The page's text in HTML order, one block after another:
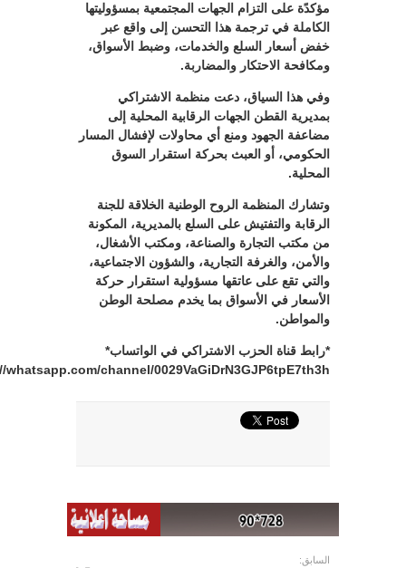
مؤكدًة على التزام الجهات المجتمعية بمسؤوليتها
الكاملة في ترجمة هذا التحسن إلى واقع عبر
خفض أسعار السلع والخدمات، وضبط الأسواق،
ومكافحة الاحتكار والمضاربة.
وفي هذا السياق، دعت منظمة الاشتراكي
بمديرية القطن الجهات الرقابية المحلية إلى
مضاعفة الجهود ومنع أي محاولات لإفشال المسار
الحكومي، أو العبث بحركة استقرار السوق
المحلية.
وتشارك المنظمة الروح الوطنية الخلاقة للجنة
الرقابة والتفتيش على السلع بالمديرية، المكونة
من مكتب التجارة والصناعة، ومكتب الأشغال،
والأمن، والغرفة التجارية، والشؤون الاجتماعية،
والتي تقع على عاتقها مسؤولية استقرار حركة
الأسعار في الأسواق بما يخدم مصلحة الوطن
والمواطن.
*رابط قناة الحزب الاشتراكي في الواتساب*
whatsapp.com/channel/0029VaGiDrN3GJP6tpE7th3h
السابق: